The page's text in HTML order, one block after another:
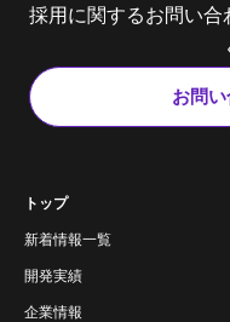
採用に関するお問い
お問
トップ
新着情報一覧
開発実績
企業情報